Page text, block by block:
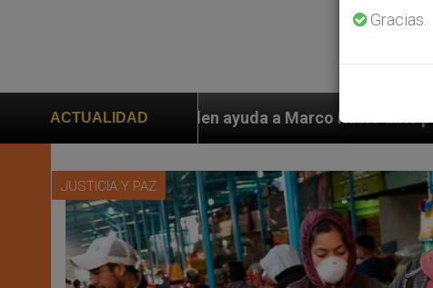
ACTUALIDAD
a Marco Rubio ante persecución de colonos
JUSTICIA Y PAZ
Gracias.